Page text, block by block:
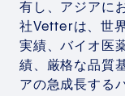
有し、アジアに
社Vetterは、世
実績、バイオ医
績、厳格な品質
アの急成長する